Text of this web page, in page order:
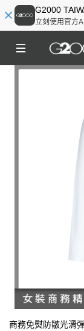
G2000
立刻使用官方
商務免熨防皺光滑